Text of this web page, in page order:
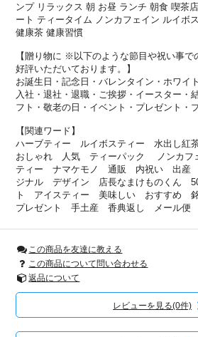
ンプ リラックス 朝 お昼 ランチ 朝食 喫茶
ート ティータイム ノンカフェイン ルイボ
健康茶 健康習慣
【贈り物に ※以下のような節目や祝い事
好評いただいております。】
お誕生日・記念日・バレンタイン・ホワイ
入社・退社・退職・ご挨拶・イースター・
フト・敬老の日・イベント・プレゼント・
【関連ワード】
ハーブティー ルイボスティー 水出し
おしゃれ 人気 ティーパック ノンカフ
ティー ナマケモノ 通販 内祝い 出産
ジナル デザイン 店長なまけものくん
ト アイスティー 美味しい おすすめ
プレゼント 手土産 香典返し メール便
この商品を友達に教える
この商品について問い合わせる
返品について
レビューを見る(0件)